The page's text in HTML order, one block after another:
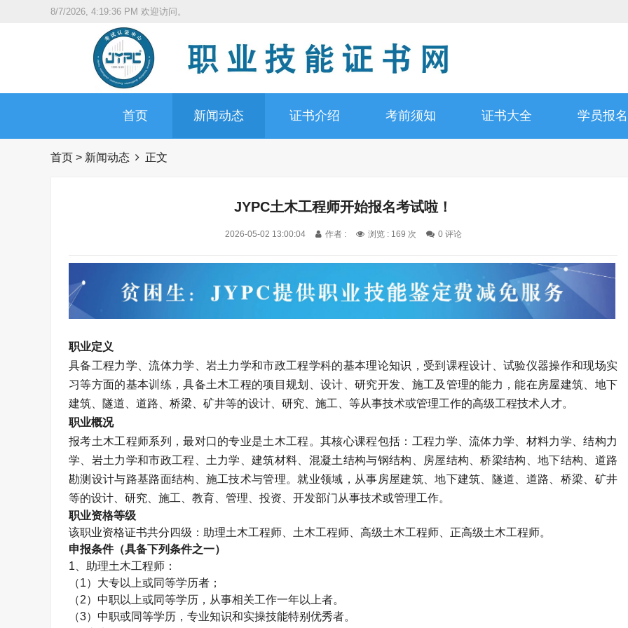
8/7/2026, 4:19:37 PM 欢迎访问。
首页 新闻动态 证书介绍 考前须知 证书大全 学员报名
首页 > 新闻动态 正文
JYPC土木工程师开始报名考试啦！
2026-05-02 13:00:04 作者 : 浏览 : 169 次 0 评论
职业定义
具备工程力学、流体力学、岩土力学和市政工程学科的基本理论知识，受到课程设计、试验仪器操作和现场实
习等方面的基本训练，具备土木工程的项目规划、设计、研究开发、施工及管理的能力，能在房屋建筑、地下
建筑、隧道、道路、桥梁、矿井等的设计、研究、施工、等从事技术或管理工作的高级工程技术人才。
职业概况
报考土木工程师系列，最对口的专业是土木工程。其核心课程包括：工程力学、流体力学、材料力学、结构力
学、岩土力学和市政工程、土力学、建筑材料、混凝土结构与钢结构、房屋结构、桥梁结构、地下结构、道路
勘测设计与路基路面结构、施工技术与管理。就业领域，从事房屋建筑、地下建筑、隧道、道路、桥梁、矿井
等的设计、研究、施工、教育、管理、投资、开发部门从事技术或管理工作。
职业资格等级
该职业资格证书共分四级：助理土木工程师 土木工程师 、高级土木工程师 、正高级土木工程师。
申报条件（具备下列条件之一）
1、助理土木工程师 ：
（1）大专以上或同等学历者；
（2）中职以上或同等学历，从事相关工作一年以上者。
（3）中职或同等学历，专业知识和实操技能特别优秀者。